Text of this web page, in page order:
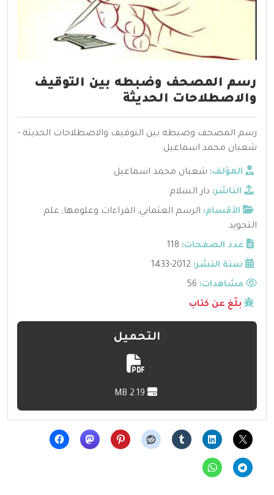
رسم المصحف وضبطه بين التوقيف
والاصطلاحات الحديثة
رسم المصحف وضبطه بين التوقيف والاصطلاحات الحديثة -
شعبان محمد اسماعيل
المؤلف: شعبان محمد اسماعيل
الناشر: دار السلام
الأقسام: الرسم العثماني, القراءات وعلومها, علم
التجويد
عدد الصفحات: 118
سنة النشر: 2012-1433
مشاهدات:
بلّغ عن كتاب
التحميل